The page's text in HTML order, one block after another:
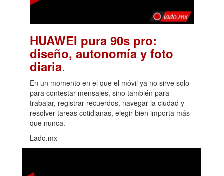
HUAWEI pura 90s pro:
diseño, autonomía y foto
diaria.
En un momento en el que el móvil ya no sirve solo
para contestar mensajes, sino también para
trabajar, registrar recuerdos, navegar la ciudad y
resolver tareas cotidianas, elegir bien importa más
que nunca.
Lado.mx